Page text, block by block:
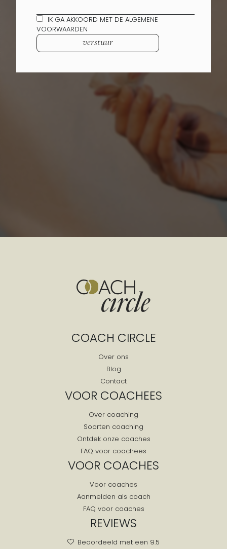
IK GA AKKOORD MET DE ALGEMENE
VOORWAARDEN
verstuur
COACH CIRCLE
Over ons
Blog
Contact
VOOR COACHEES
Over coaching
Soorten coaching
Ontdek onze coaches
FAQ voor coachees
VOOR COACHES
Voor coaches
Aanmelden als coach
FAQ voor coaches
REVIEWS
Beoordeeld met een 9.5